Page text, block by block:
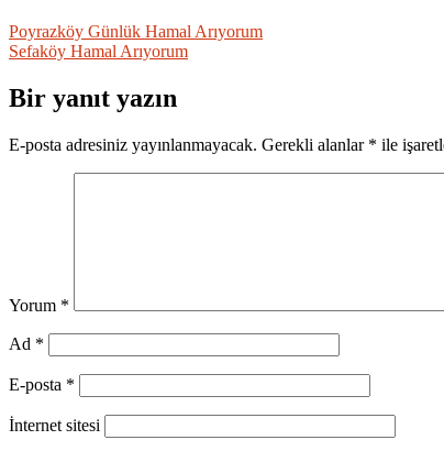
Yazı
gezinmesi
Poyrazköy Günlük Hamal Arıyorum
Sefaköy Hamal Arıyorum
Bir yanıt yazın
E-posta adresiniz yayınlanmayacak. Gerekli alanlar * ile
Yorum *
Ad *
E-posta *
İnternet sitesi